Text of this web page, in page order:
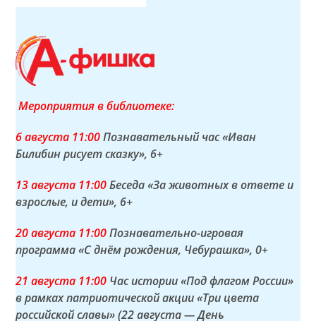
Мероприятия в библиотеке:
6 августа 11:00Познавательный час «Иван
Билибин рисует сказку», 6+
13 августа 11:00Беседа «За животных в ответе и
взрослые, и дети», 6+
20 августа 11:00Познавательно-игровая
программа «С днём рождения, Чебурашка», 0+
21 августа 11:00 Час истории «Под флагом России»
в рамках патриотической акции «Три цвета
российской славы» (22 августа — День